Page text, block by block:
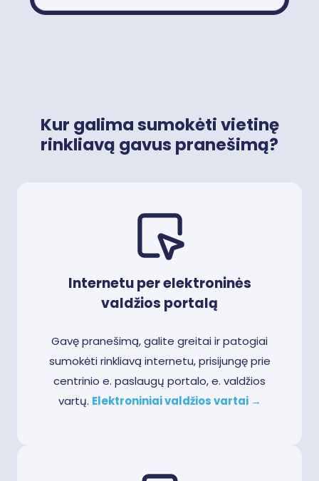
Kur galima sumokėti vietinę
rinkliavą gavus pranešimą?
Internetu per elektroninės
valdžios portalą
Gavę pranešimą, galite greitai ir patogiai
sumokėti rinkliavą internetu, prisijungę prie
centrinio e. paslaugų portalo, e. valdžios
vartų. Elektroniniai valdžios vartai →